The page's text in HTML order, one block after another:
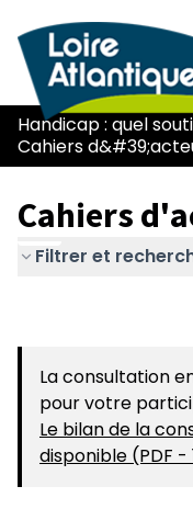
Handicap : quel
Cahiers
Cahiers
Filtrer et
La consultation
pour votre
Le bilan de la
disponible (PDF -